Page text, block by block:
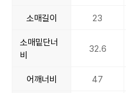
소매길이 23
소매밑단너
비
32.6
어깨너비 47